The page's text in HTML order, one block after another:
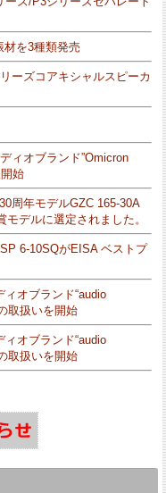
材を3種類発売
ーズコアキシャルスピーカ
ィオブランド”Omicron
始
周年モデルGZC 165-30A
デルに選定されました。
6-10SQがEISA ベストプ
オブランド“audio
取扱いを開始
オブランド“audio
取扱いを開始